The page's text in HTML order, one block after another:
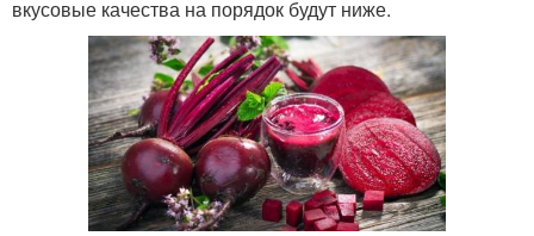
вкусовые качества на порядок будут ниже.